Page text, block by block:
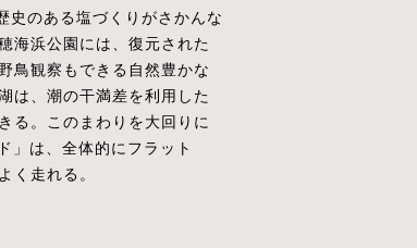
史のある塩づくりがさかんな
海浜公園には、復元された
鳥観察もできる自然豊かな
は、潮の干満差を利用した
る。このまわりを大回りに
」は、全体的にフラット
く走れる。